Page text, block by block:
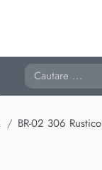
Cautare
BR-02 306 Rustico